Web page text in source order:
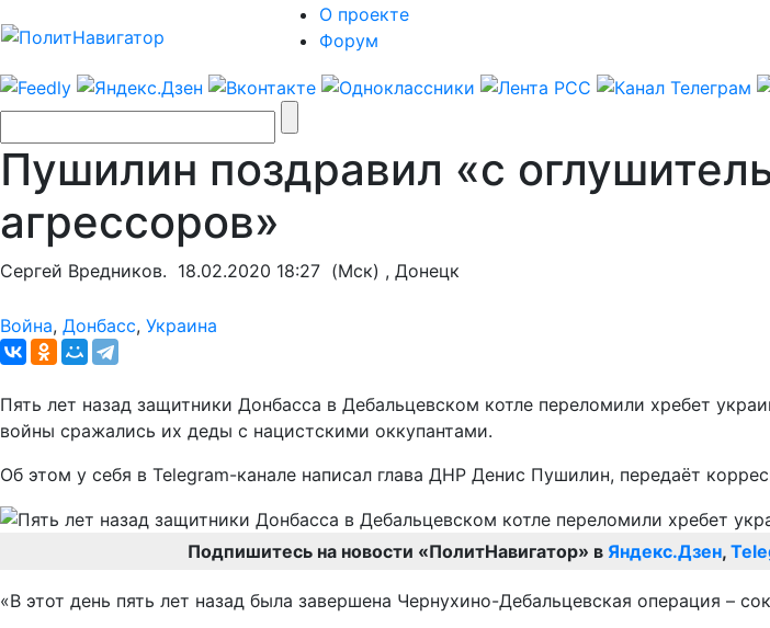
О проекте
Форум
Пушилин поздравил «с
агрессоров»
Сергей Вредников. 18.02.2020 18:27 (Мск) , Донецк
Война, Донбасс, Украина
Пять лет назад защитники Донбасса в Дебальцевском котле переломили хребет
войны сражались их деды с нацистскими оккупантами.
Об этом у себя в Telegram-канале написал глава ДНР Денис Пушилин, передаёт
Подпишитесь на новости «ПолитНавигатор» в Яндекс.Дзен,
«В этот день пять лет назад была завершена Чернухино-Дебальцевская операция –